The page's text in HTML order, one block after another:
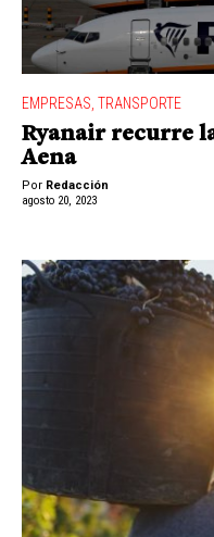
EMPRESAS TRANSPORTE
Ryanair recurre
Aena
Por Redacción
agosto 20, 2023